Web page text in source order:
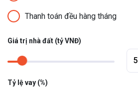
Thanh toán đều hàng tháng
Giá trị nhà đất (tỷ VNĐ)
Tỷ lệ vay (%)